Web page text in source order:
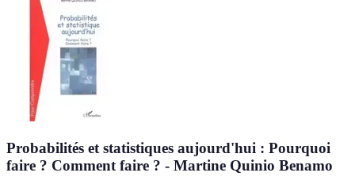
Probabilités et statistiques aujourd'hui : Pourquoi
faire ? Comment faire ? - Martine Quinio Benamo